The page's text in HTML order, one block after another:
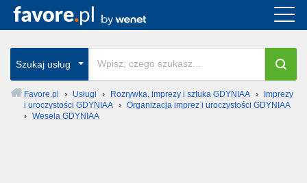
Szukaj usług
Favore.pl › Usługi › Rozrywka, imprezy i sztuka GDYNIAA ›
Imprezy
i uroczystości GDYNIAA › Organizacja imprez i uroczystości GDYNIAA
› Wesela GDYNIAA